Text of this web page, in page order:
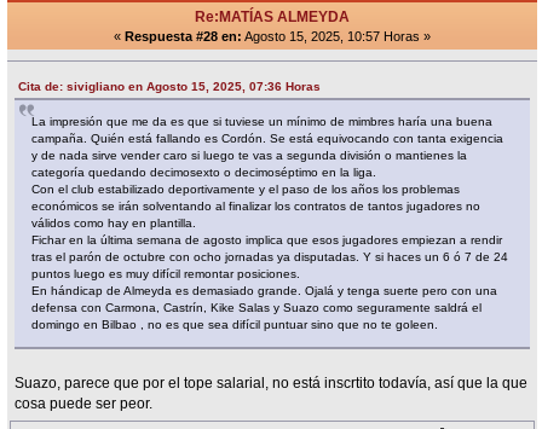
Re:MATÍAS ALMEYDA
« Respuesta #28 en: Agosto 15, 2025, 10:57 Horas »
Cita de: sivigliano en Agosto 15, 2025, 07:36 Horas
La impresión que me da es que si tuviese un mínimo de mimbres haría una buena
campaña. Quién está fallando es Cordón. Se está equivocando con tanta exigencia
y de nada sirve vender caro si luego te vas a segunda división o mantienes la
categoría quedando decimosexto o decimoséptimo en la liga.
Con el club estabilizado deportivamente y el paso de los años los problemas
económicos se irán solventando al finalizar los contratos de tantos jugadores no
válidos como hay en plantilla.
Fichar en la última semana de agosto implica que esos jugadores empiezan a rendir
tras el parón de octubre con ocho jornadas ya disputadas. Y si haces un 6 ó 7 de 24
puntos luego es muy difícil remontar posiciones.
En hándicap de Almeyda es demasiado grande. Ojalá y tenga suerte pero con una
defensa con Carmona, Castrín, Kike Salas y Suazo como seguramente saldrá el
domingo en Bilbao , no es que sea difícil puntuar sino que no te goleen.
Suazo, parece que por el tope salarial, no está inscrtito todavía, así que la que
cosa puede ser peor.